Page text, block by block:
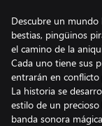
Descubre un
bestias, pingüinos
el camino de la
Cada uno tiene sus
entrarán en
La historia se
estilo de un
banda sonora